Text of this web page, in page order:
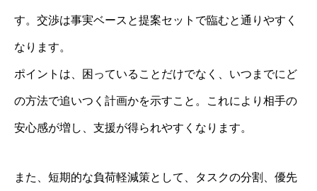
す。交渉は事実ベースと提案セットで臨むと通りやすく
なります。
ポイントは、困っていることだけでなく、いつまでにど
の方法で追いつく計画かを示すこと。これにより相手の
安心感が増し、支援が得られやすくなります。
また、短期的な負荷軽減策として、タスクの分割、優先